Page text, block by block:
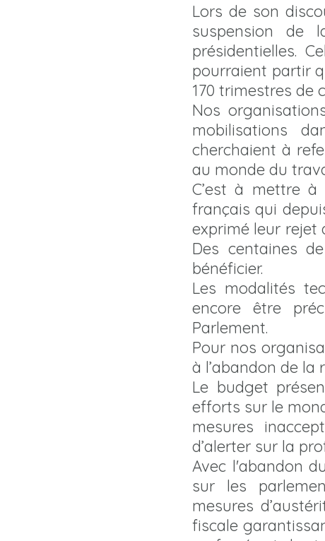
Lors de son
suspension de
présidentielles.
pourraient partir
170 trimestres de
Nos
mobilisations
cherchaient à
au monde du
C’est à mettre
français qui
exprimé leur rejet
Des centaines
bénéficier.
Les modalités
encore être
Parlement.
Pour nos
à l’abandon de la
Le budget
efforts sur le
mesures
d’alerter sur la
Avec l'abandon
sur les
mesures
fiscale